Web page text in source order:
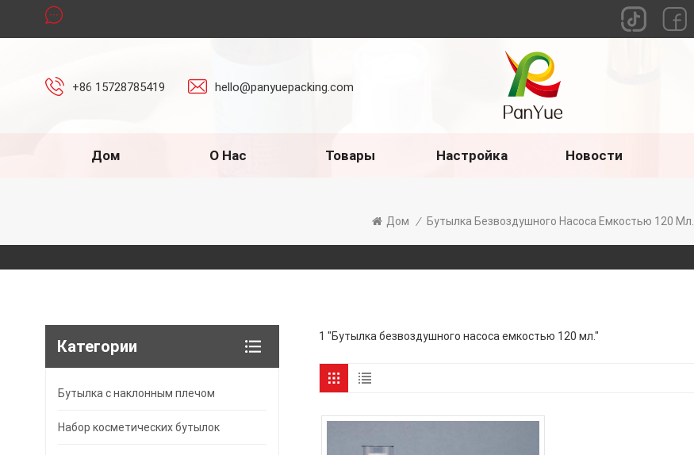
+86 15728785419 hello@panyuepacking.com
Дом О Нас Товары Настройка Новости
Дом / Бутылка Безвоздушного Насоса Емкостью 120 Мл.
1 "Бутылка безвоздушного насоса емкостью 120 мл."
Категории
Бутылка с наклонным плечом
Набор косметических бутылок